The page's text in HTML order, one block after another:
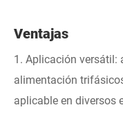
Ventajas
1. Aplicación versátil:
alimentación
aplicable en diversos